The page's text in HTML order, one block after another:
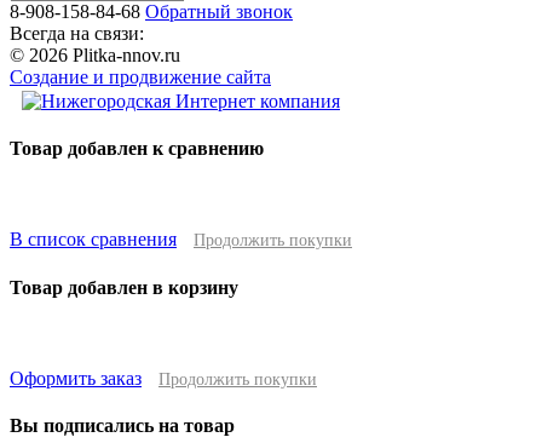
8-908-158-84-68 Обратный звонок
Всегда на связи:
© 2026 Plitka-nnov.ru
Создание и продвижение сайта
Товар добавлен к сравнению
В список сравнения Продолжить покупки
Товар добавлен в корзину
Оформить заказ Продолжить покупки
Вы подписались на товар